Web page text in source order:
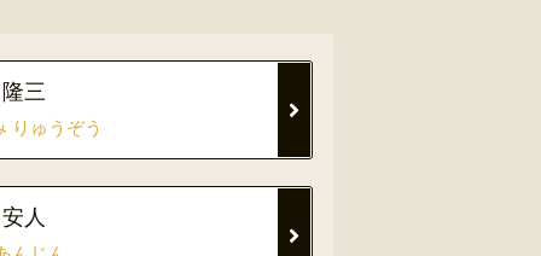
三
りゅうぞう
人